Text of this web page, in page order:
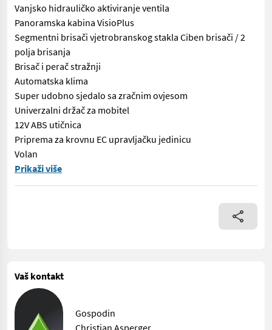
Vanjsko hidrauličko aktiviranje ventila
Panoramska kabina VisioPlus
Segmentni brisači vjetrobranskog stakla Ciben brisači / 2
polja brisanja
Brisač i perač stražnji
Automatska klima
Super udobno sjedalo sa zračnim ovjesom
Univerzalni držač za mobitel
12V ABS utičnica
Priprema za krovnu EC upravljačku jedinicu
Volan
Profesionalna verzija Grijani predfilter goriva Verzija 50 km/h
Prikaži više
Vaš kontakt
Gospodin